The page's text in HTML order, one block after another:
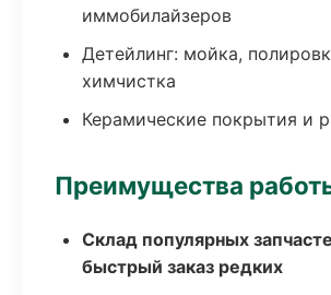
иммобилайзеров
Детейлинг: мойка,
химчистка
Керамические покрытия и
Преимущества
Склад популярных
быстрый заказ редких